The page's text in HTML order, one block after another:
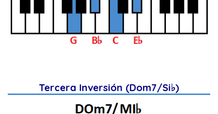
Tercera Inversión (Dom7/Si♭)